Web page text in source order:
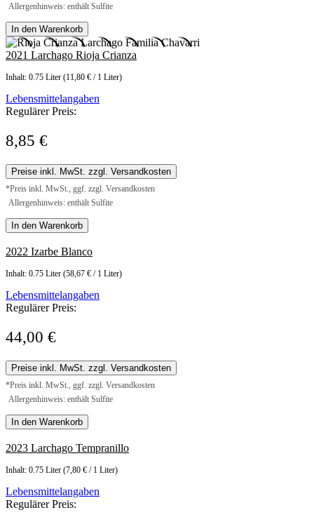
Allergenhinweis: enthält Sulfite
In den Warenkorb
2021 Larchago Rioja Crianza
Inhalt: 0.75 Liter (11,80 € / 1 Liter)
Lebensmittelangaben
Regulärer Preis:
8,85 €
Preise inkl. MwSt. zzgl. Versandkosten
*Preis inkl. MwSt., ggf. zzgl. Versandkosten
Allergenhinweis: enthält Sulfite
In den Warenkorb
2022 Izarbe Blanco
Inhalt: 0.75 Liter (58,67 € / 1 Liter)
Lebensmittelangaben
Regulärer Preis:
44,00 €
Preise inkl. MwSt. zzgl. Versandkosten
*Preis inkl. MwSt., ggf. zzgl. Versandkosten
Allergenhinweis: enthält Sulfite
In den Warenkorb
2023 Larchago Tempranillo
Inhalt: 0.75 Liter (7,80 € / 1 Liter)
Lebensmittelangaben
Regulärer Preis: